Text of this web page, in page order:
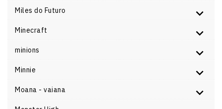
Miles do Futuro
Minecraft
minions
Minnie
Moana - vaiana